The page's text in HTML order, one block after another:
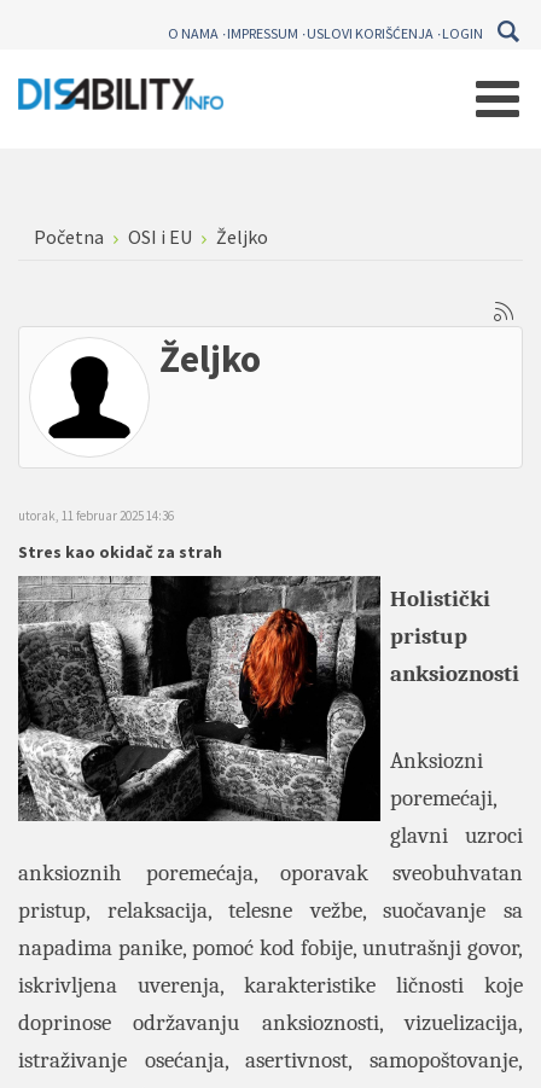
O NAMA IMPRESSUM USLOVI KORIŠĆENJA LOGIN
Početna OSI i EU Željko
Željko
utorak, 11 februar 2025 14:36
Stres kao okidač za strah
Holistički
pristup
anksioznosti
Anksiozni
poremećaji,
glavni uzroci
anksioznih poremećaja, oporavak sveobuhvatan
pristup, relaksacija, telesne vežbe, suočavanje sa
napadima panike, pomoć kod fobije, unutrašnji govor,
iskrivljena uverenja, karakteristike ličnosti koje
doprinose održavanju anksioznosti, vizuelizacija,
istraživanje osećanja, asertivnost, samopoštovanje,